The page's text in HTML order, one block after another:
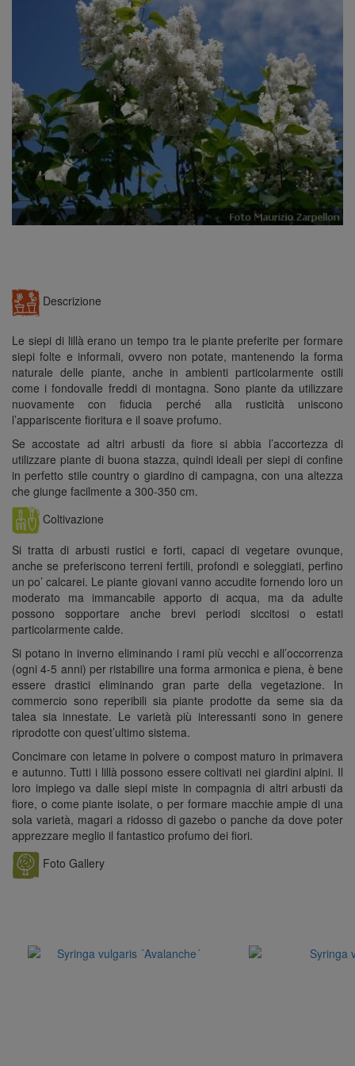
Descrizione
Le siepi di lillà erano un tempo tra le piante preferite per formare
siepi folte e informali, ovvero non potate, mantenendo la forma
naturale delle piante, anche in ambienti particolarmente ostili
come i fondovalle freddi di montagna. Sono piante da utilizzare
nuovamente con fiducia perché alla rusticità uniscono
l’appariscente fioritura e il soave profumo.
Se accostate ad altri arbusti da fiore si abbia l’accortezza di
utilizzare piante di buona stazza, quindi ideali per siepi di confine
in perfetto stile country o giardino di campagna, con una altezza
che giunge facilmente a 300-350 cm.
Coltivazione
Si tratta di arbusti rustici e forti, capaci di vegetare ovunque,
anche se preferiscono terreni fertili, profondi e soleggiati, perfino
un po’ calcarei. Le piante giovani vanno accudite fornendo loro un
moderato ma immancabile apporto di acqua, ma da adulte
possono sopportare anche brevi periodi siccitosi o estati
particolarmente calde.
Si potano in inverno eliminando i rami più vecchi e all’occorrenza
(ogni 4-5 anni) per ristabilire una forma armonica e piena, è bene
essere drastici eliminando gran parte della vegetazione. In
commercio sono reperibili sia piante prodotte da seme sia da
talea sia innestate. Le varietà più interessanti sono in genere
riprodotte con quest’ultimo sistema.
Concimare con letame in polvere o compost maturo in primavera
e autunno. Tutti i lillà possono essere coltivati nei giardini alpini. Il
loro impiego va dalle siepi miste in compagnia di altri arbusti da
fiore, o come piante isolate, o per formare macchie ampie di una
sola varietà, magari a ridosso di gazebo o panche da dove poter
apprezzare meglio il fantastico profumo dei fiori.
Foto Gallery